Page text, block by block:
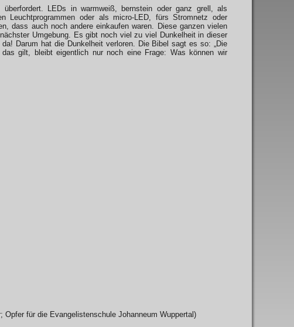
LEDs in warmweiß, bernstein oder ganz grell, als
Leuchtprogrammen oder als micro-LED, fürs Stromnetz oder
dass auch noch andere einkaufen waren. Diese ganzen vielen
Umgebung. Es gibt noch viel zu viel Dunkelheit in dieser
Darum hat die Dunkelheit verloren. Die Bibel sagt es so: „Die
gilt, bleibt eigentlich nur noch eine Frage: Was können wir
für die Evangelistenschule Johanneum Wuppertal)